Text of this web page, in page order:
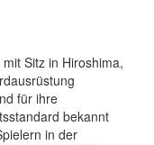
Sitz in Hiroshima,
für ihre
bekannt
in der